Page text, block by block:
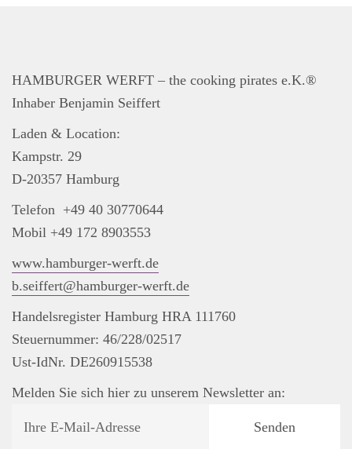
HAMBURGER WERFT – the cooking pirates e.K.®
Inhaber Benjamin Seiffert
Laden & Location:
Kampstr. 29
D-20357 Hamburg
Telefon +49 40 30770644
Mobil +49 172 8903553
www.hamburger-werft.de
b.seiffert@hamburger-werft.de
Handelsregister Hamburg HRA 111760
Steuernummer: 46/228/02517
Ust-IdNr. DE260915538
Melden Sie sich hier zu unserem Newsletter an: